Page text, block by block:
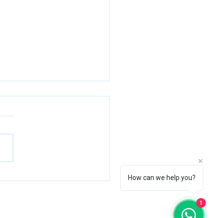
How can we help you?
1